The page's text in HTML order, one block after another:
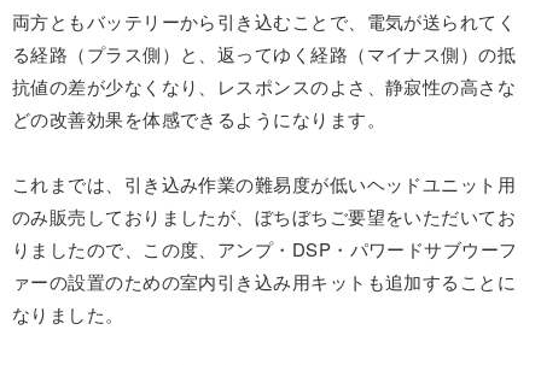
両方ともバッテリーから引き込むことで、電気が送られてく
る経路（プラス側）と、返ってゆく経路（マイナス側）の抵
抗値の差が少なくなり、レスポンスのよさ、静寂性の高さな
どの改善効果を体感できるようになります。
これまでは、引き込み作業の難易度が低いヘッドユニット用
のみ販売しておりましたが、ぼちぼちご要望をいただいてお
りましたので、この度、アンプ・DSP・パワードサブウーフ
ァーの設置のための室内引き込み用キットも追加することに
なりました。